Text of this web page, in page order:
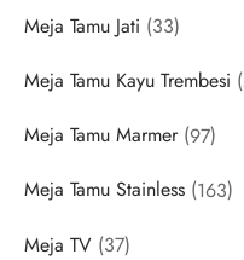
Meja Tamu Jati 3333
Meja Tamu Kayu Trembesi
Meja Tamu Marmer 9797
Meja Tamu Stainless 163163
Meja TV 3737